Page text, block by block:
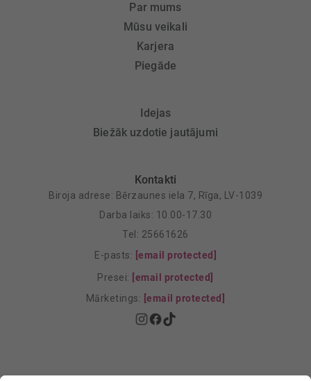
Par mums
Mūsu veikali
Karjera
Piegāde
Idejas
Biežāk uzdotie jautājumi
Kontakti
Biroja adrese: Bērzaunes iela 7, Rīga, LV-1039
Darba laiks: 10.00-17.30
Tel: 25661626
E-pasts: [email protected]
Presei: [email protected]
Mārketings: [email protected]